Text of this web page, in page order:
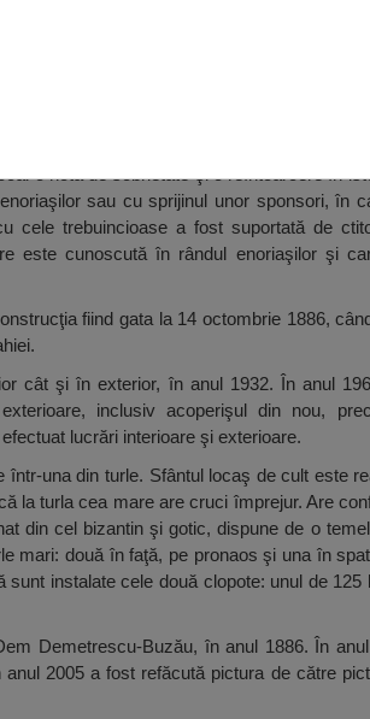
o notă de sobrietate şi o reîntoarcere în
sau cu sprijinul unor sponsori, în
cele trebuincioase a fost suportată de
este cunoscută în rândul enoriaşilor şi
fiind gata la 14 octombrie 1886,
cât şi în exterior, în anul 1932. În anul
inclusiv acoperişul din nou,
lucrări interioare şi exterioare.
una din turle. Sfântul locaş de cult este
la turla cea mare are cruci împrejur. Are
din cel bizantin şi gotic, dispune de o
mari: două în faţă, pe pronaos şi una în
instalate cele două clopote: unul de 125
Demetrescu-Buzău, în anul 1886. În
2005 a fost refăcută pictura de către